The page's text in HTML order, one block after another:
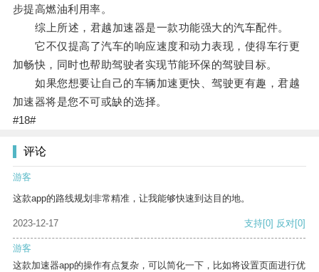
步提高燃油利用率。
综上所述，君越加速器是一款功能强大的汽车配件。
它不仅提高了汽车的响应速度和动力表现，使得车行更
加畅快，同时也帮助驾驶者实现节能环保的驾驶目标。
如果您想要让自己的车辆加速更快、驾驶更有趣，君越
加速器将是您不可或缺的选择。
#18#
评论
游客
这款app的路线规划非常精准，让我能够快速到达目的地。
2023-12-17 支持[0] 反对[0]
游客
这款加速器app的操作有点复杂，可以简化一下，比如将设置页面进行优